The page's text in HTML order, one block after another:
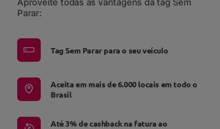
Aproveite todas as vantagens da tag Sem
Parar:
Tag Sem Parar para o seu veículo
Aceita em mais de 6.000 locais em todo o
Brasil
Até 3% de cashback na fatura ao